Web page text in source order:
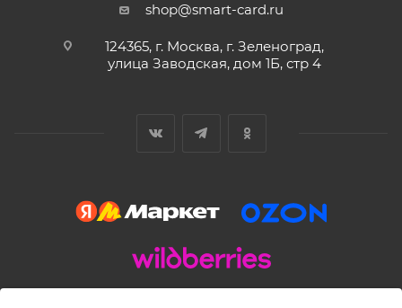
shop@smart-card.ru
124365, г. Москва, г. Зеленоград,
улица Заводская, дом 1Б, стр 4